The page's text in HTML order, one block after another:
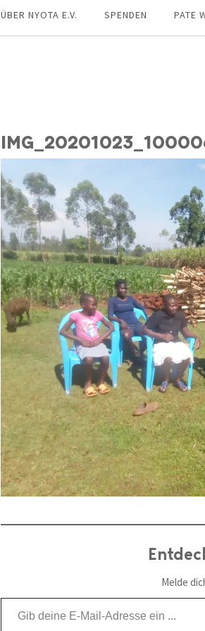
ÜBER NYOTA E.V. SPENDEN PATE
Melde
Gib deine E-Mail-Adresse ein ...